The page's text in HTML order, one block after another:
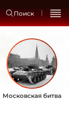
Поиск
Московская битва